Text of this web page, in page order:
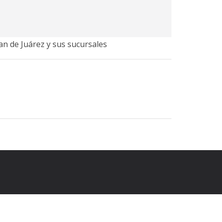
de Juárez y sus sucursales